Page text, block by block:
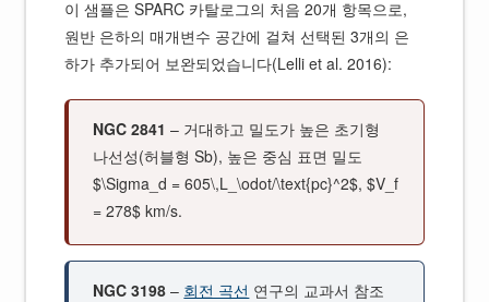
이 샘플은 SPARC 카탈로그의 처음 20개 항목으로,
원반 은하의 매개변수 공간에 걸쳐 선택된 3개의 은
하가 추가되어 보완되었습니다(Lelli et al. 2016):
NGC 2841 – 거대하고 밀도가 높은 초기형
나선성(허블형 Sb), 높은 중심 표면 밀도
$\Sigma_d = 605\,L_\odot/\text{pc}^2$, $V_f
= 278$ km/s.
NGC 3198 – 회전 곡선 연구의 교과서 참조